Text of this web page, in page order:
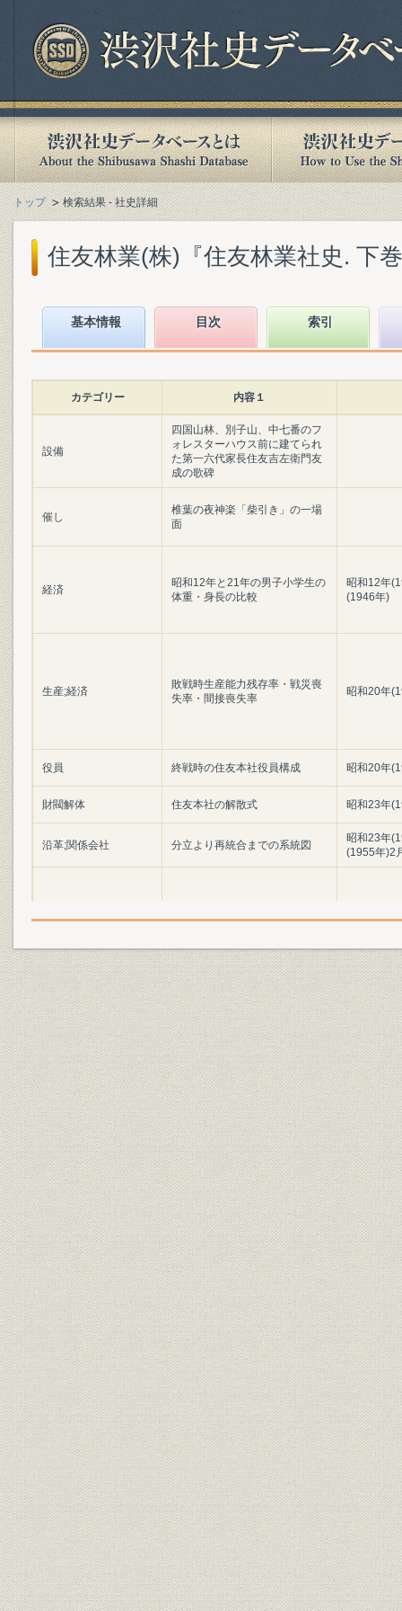
トップ 検索結果 - 社史詳細
住友林業(株)『住友林業社史. 下
基本情報 目次 索引
カテゴリー 内容１
設備
四国山林、別子山、中七番のフ
ォレスターハウス前に建てられ
た第一六代家長住友吉左衛門友
成の歌碑
催し
椎葉の夜神楽「柴引き」の一場
面
経済
昭和12年と21年の男子小学生の
体重・身長の比較
昭和12年
(1946年)
生産;経済
敗戦時生産能力残存率・戦災喪
失率・間接喪失率
昭和20年
役員 終戦時の住友本社役員構成 昭和20年
財閥解体 住友本社の解散式 昭和23年
沿革;関係会社 分立より再統合までの系統図
昭和23年
(1955年)2
業計画
財務・業績;資金 損益計画および資金計画 [昭和23年
売上;関係会社 北海農林の売上構成
昭和24年
(1950年)3
売上;関係会社 九州農林の売上構成
昭和24年
(1950年)3
生産 別子鉱山の生産量の推移
昭和20年
(1955年)
土地;資産 小作地および賃貸土地 昭和22年
売上;関係会社 四国林業の品目別取扱実績
[昭和24年
(1950年)3
関係会社;財務・業績 新設6社の業績推移一覧表
第1期(昭
29/4~29/9)
資料;土地 農地買収令書 [昭和26年
土地;資産 被買収地の総計表 昭和36年